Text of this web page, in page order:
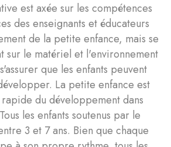
est axée sur les compétences
des enseignants et éducateurs
de la petite enfance, mais se
sur le matériel et l'environnement
que les enfants peuvent
La petite enfance est
du développement dans
les enfants soutenus par le
3 et 7 ans. Bien que chaque